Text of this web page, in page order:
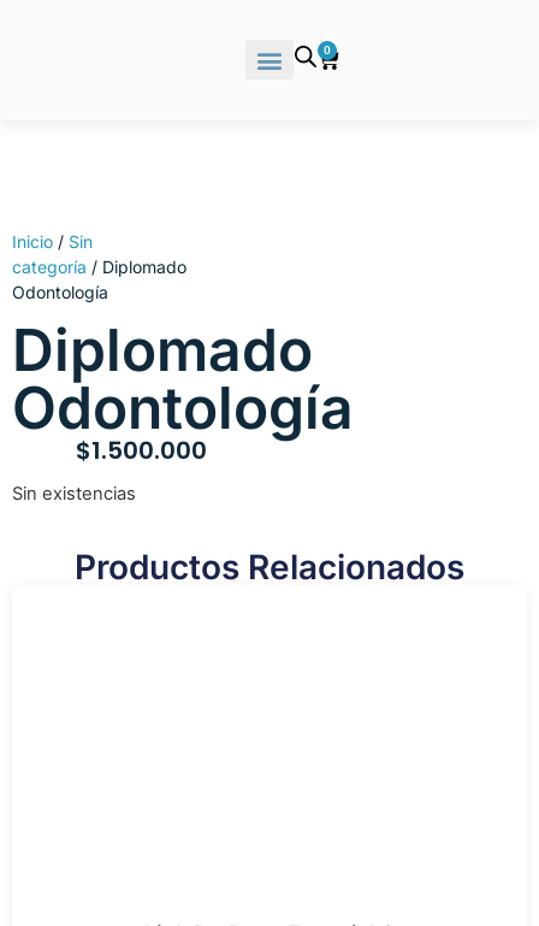
0
Inicio / Sin
categoría / Diplomado
Odontología
Diplomado
Odontología
$1.500.000
Sin existencias
Productos Relacionados